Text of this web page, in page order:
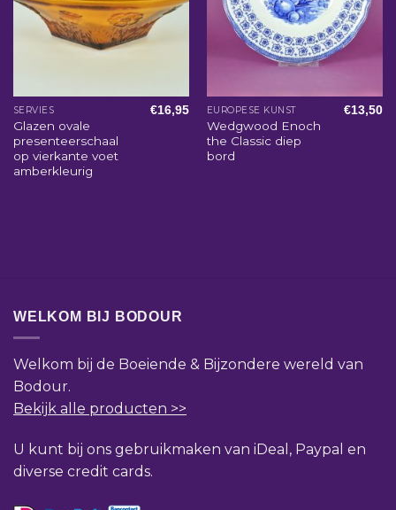
SERVIES
Glazen ovale
presenteerschaal
op vierkante voet
amberkleurig
€16,95 EUROPESE KUNST
Wedgwood Enoch
the Classic diep
bord
€13,50
WELKOM BIJ BODOUR
Welkom bij de Boeiende & Bijzondere wereld van
Bodour.
Bekijk alle producten >>
U kunt bij ons gebruikmaken van iDeal, Paypal en
diverse credit cards.